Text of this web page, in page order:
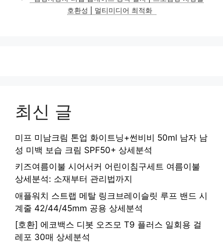
호환성 | 멀티미디어 최적화
최신 글
미프 미남크림 톤업 화이트닝+썬비비 50ml 남자 남
성 미백 보습 크림 SPF50+ 상세분석
키즈여름이불 시어서커 어린이침구세트 여름이불
상세분석: 소재부터 관리법까지
애플워치 스트랩 메탈 링크브레이슬릿 루프 밴드 시
계줄 42/44/45mm 공용 상세분석
[호환] 에코백스 디봇 오즈모 T9 플러스 일회용 걸
레포 30매 상세분석